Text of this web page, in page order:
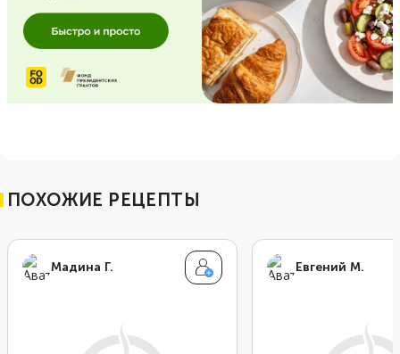
ПОХОЖИЕ РЕЦЕПТЫ
Мадина Г. Евгений М.